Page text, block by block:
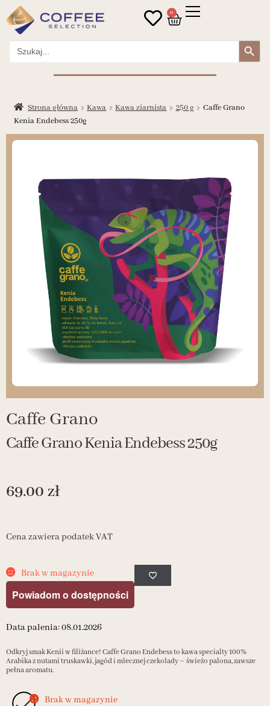
0
Search
for:
Search Button
Strona główna Kawa Kawa ziarnista 250 g
Caffe Grano
Kenia Endebess 250g
Caffe Grano
Caffe Grano Kenia Endebess 250g
69.00 zł
Cena zawiera podatek VAT
Brak w magazynie
Powiadom o dostępności
Data palenia: 08.01.2026
Odkryj smak Kenii w filiżance! Caffe Grano Endebess to kawa specialty 100%
Arabika z nutami truskawki, jagód i mlecznej czekolady – świeżo palona, zawsze
pełna aromatu.
Brak w magazynie